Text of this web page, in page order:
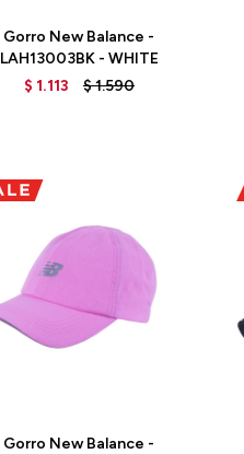
Gorro New Balance -
LAH13003BK - WHITE
$ 1.113 $1.590
Gorro New Balance -